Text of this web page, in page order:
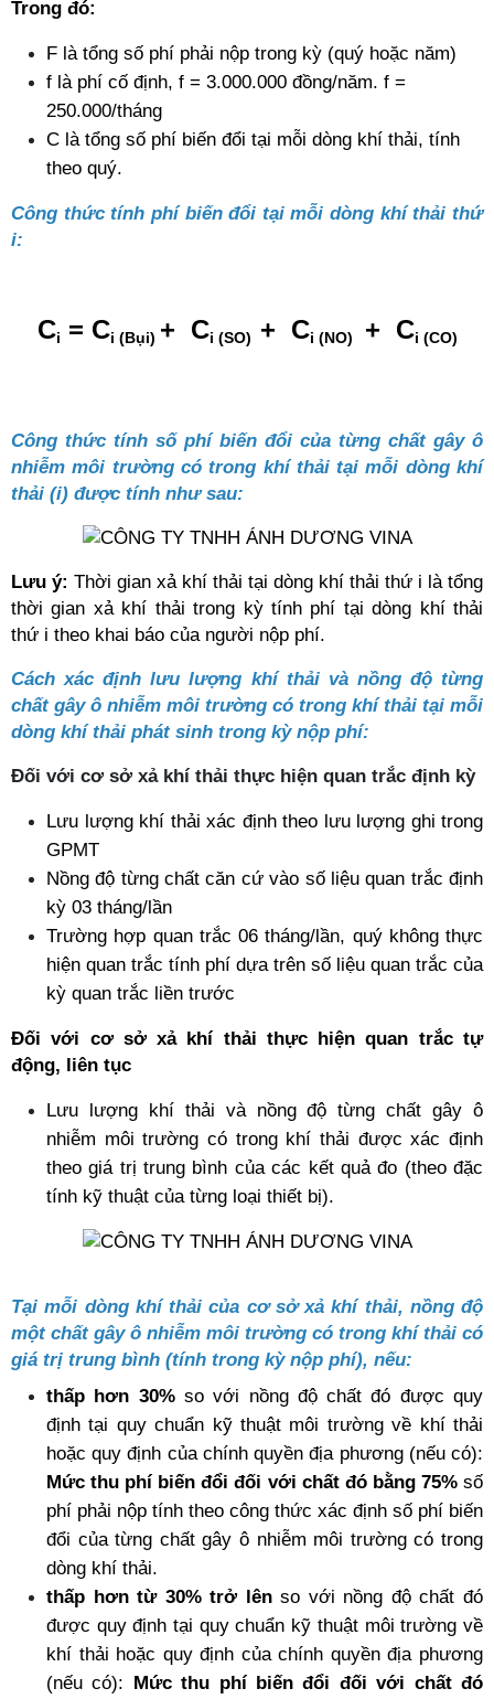
Trong đó:
F là tổng số phí phải nộp trong kỳ (quý hoặc năm)
f là phí cố định, f = 3.000.000 đồng/năm. f =
250.000/tháng
C là tổng số phí biến đổi tại mỗi dòng khí thải, tính
theo quý.
Công thức tính phí biến đổi tại mỗi dòng khí thải thứ
i:
Ci = Ci (Bụi) +  Ci (SO) +  Ci (NO) +  Ci (CO)
Công thức tính số phí biến đổi của từng chất gây ô
nhiễm môi trường có trong khí thải tại mỗi dòng khí
thải (i) được tính như sau:
Lưu ý: Thời gian xả khí thải tại dòng khí thải thứ i là tổng
thời gian xả khí thải trong kỳ tính phí tại dòng khí thải
thứ i theo khai báo của người nộp phí.
Cách xác định lưu lượng khí thải và nồng độ từng
chất gây ô nhiễm môi trường có trong khí thải tại mỗi
dòng khí thải phát sinh trong kỳ nộp phí:
Đối với cơ sở xả khí thải thực hiện quan trắc định kỳ
Lưu lượng khí thải xác định theo lưu lượng ghi trong
GPMT
Nồng độ từng chất căn cứ vào số liệu quan trắc định
kỳ 03 tháng/lần
Trường hợp quan trắc 06 tháng/lần, quý không thực
hiện quan trắc tính phí dựa trên số liệu quan trắc của
kỳ quan trắc liền trước
Đối với cơ sở xả khí thải thực hiện quan trắc tự
động, liên tục
Lưu lượng khí thải và nồng độ từng chất gây ô
nhiễm môi trường có trong khí thải được xác định
theo giá trị trung bình của các kết quả đo (theo đặc
tính kỹ thuật của từng loại thiết bị).
Tại mỗi dòng khí thải của cơ sở xả khí thải, nồng độ
một chất gây ô nhiễm môi trường có trong khí thải có
giá trị trung bình (tính trong kỳ nộp phí), nếu:
thấp hơn 30% so với nồng độ chất đó được quy
định tại quy chuẩn kỹ thuật môi trường về khí thải
Mức thu phí biến đổi đối với chất đó bằng 75% số
phí phải nộp tính theo công thức xác định số phí biến
đổi của từng chất gây ô nhiễm môi trường có trong
dòng khí thải.
thấp hơn từ 30% trở lên so với nồng độ chất đó
được quy định tại quy chuẩn kỹ thuật môi trường về
khí thải hoặc quy định của chính quyền địa phương
(nếu có): Mức thu phí biến đổi đối với chất đó